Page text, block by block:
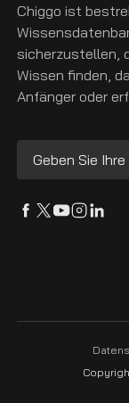
Chiggo ist
sicherzustellen,
Wissen finden,
Anfänger oder